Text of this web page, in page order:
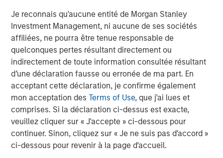
Je reconnais qu'aucune entité de Morgan Stanley
Investment Management, ni aucune de ses sociétés
affiliées, ne pourra être tenue responsable de
quelconques pertes résultant directement ou
indirectement de toute information consultée résultant
d’une déclaration fausse ou erronée de ma part. En
acceptant cette déclaration, je confirme également
mon acceptation desTerms of Use, que j'ai lues et
comprises. Si la déclaration ci-dessus est exacte,
veuillez cliquer sur « J'accepte » ci-dessous pour
continuer. Sinon, cliquez sur « Je ne suis pas d'accord »
ci-dessous pour revenir à la page d'accueil.
clean energy technologies—renewables, power grids,
energy storage and low carbon fuels. In a remarkable
shift, that would double the investment going into fossil
fuel supply, when a decade ago, clean energy was less
than half of energy spending. Solar power alone is
attracting around $450 billion annually, more than any
other energy technology.
Building out renewable power and electric transport
requires vast quantities of industrial metals and
materials. Copper, aluminum, lithium, nickel and cobalt
are seeing robust demand from the production of electric